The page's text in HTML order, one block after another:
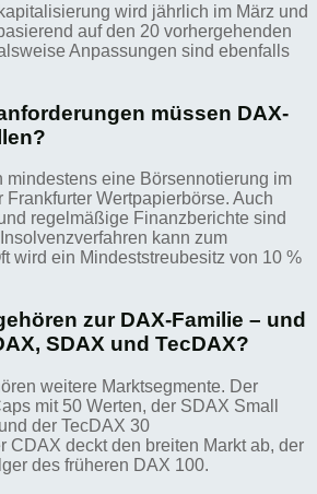
wird jährlich im März und
auf den 20 vorhergehenden
Anpassungen sind ebenfalls
müssen DAX-
mindestens eine Börsennotierung im
Frankfurter Wertpapierbörse. Auch
regelmäßige Finanzberichte sind
kann zum
wird ein Mindeststreubesitz von 10 %
zur DAX-Familie – und
SDAX und TecDAX?
weitere Marktsegmente. Der
mit 50 Werten, der SDAX Small
der TecDAX 30
CDAX deckt den breiten Markt ab, der
des früheren DAX 100.